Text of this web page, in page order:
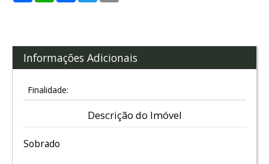
Informações Adicionais
Finalidade:
Descrição do Imóvel
Sobrado